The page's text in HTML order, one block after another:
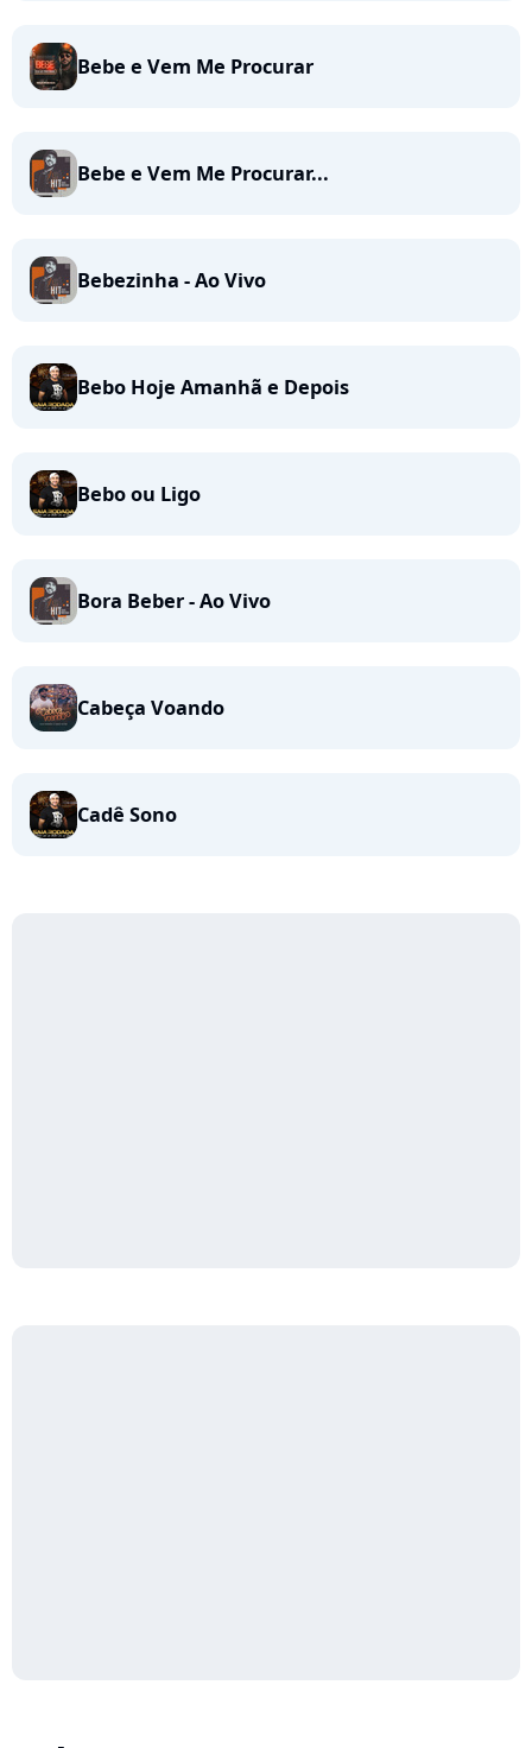
Bebe e Vem Me Procurar
Bebe e Vem Me Procurar...
Bebezinha - Ao Vivo
Bebo Hoje Amanhã e Depois
Bebo ou Ligo
Bora Beber - Ao Vivo
Cabeça Voando
Cadê Sono